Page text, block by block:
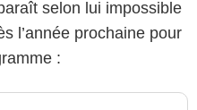
selon lui impossible
l’année prochaine pour
: